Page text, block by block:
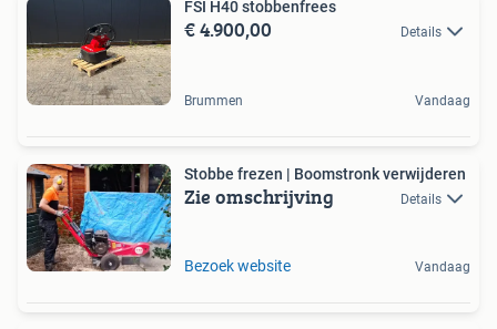
FSI H40 stobbenfrees
€ 4.900,00 Details
Brummen Vandaag
Stobbe frezen | Boomstronk verwijderen
Zie omschrijving Details
Bezoek website Vandaag